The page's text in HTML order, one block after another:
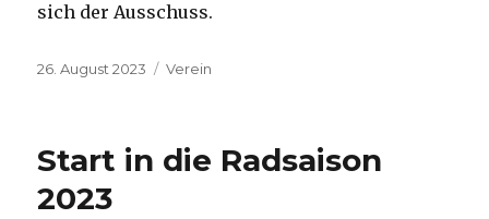
sich der Ausschuss.
Veröffentlicht
26. August 2023 Kategorien
Verein
Start in die Radsaison
2023